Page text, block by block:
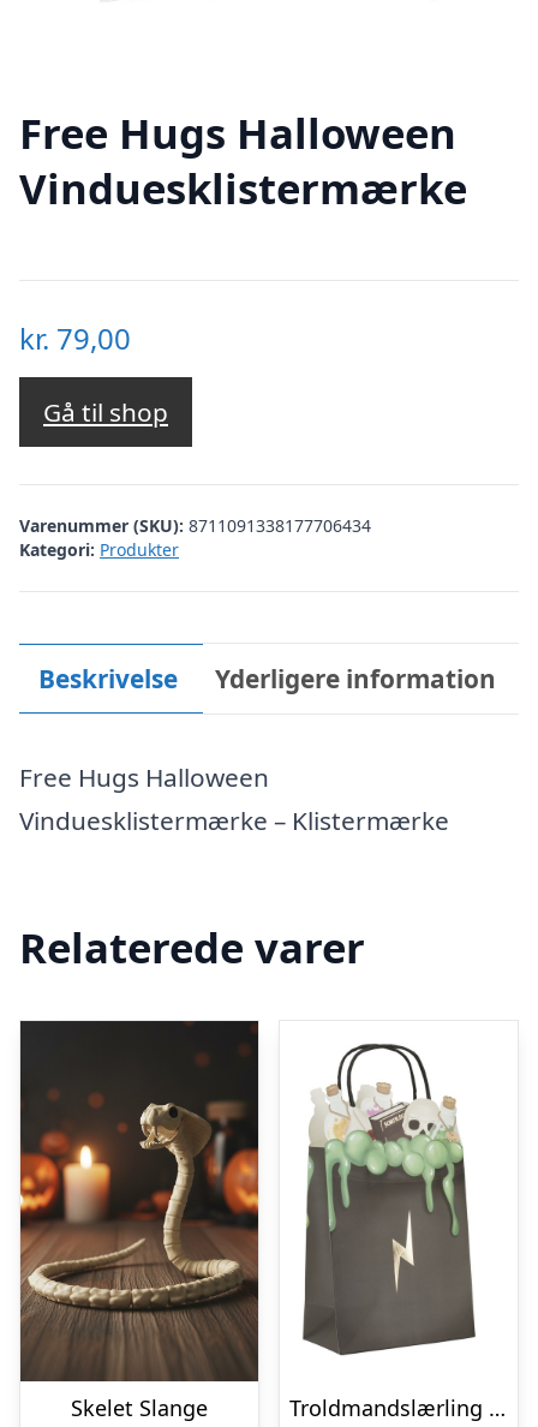
Free Hugs Halloween
Vinduesklistermærke
kr. 79,00
Gå til shop
Varenummer (SKU): 8711091338177706434
Kategori: Produkter
Beskrivelse Yderligere information
Free Hugs Halloween
Vinduesklistermærke – Klistermærke
Relaterede varer
Skelet Slange
Troldmandslærling Festposer